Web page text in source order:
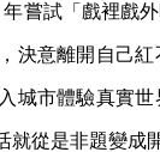
嘗試「戲裡戲
決意離開自己
城市體驗真實
從是非題變成